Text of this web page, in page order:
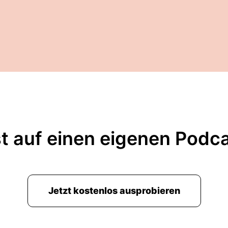
auf einen eigenen
Jetzt kostenlos ausprobieren